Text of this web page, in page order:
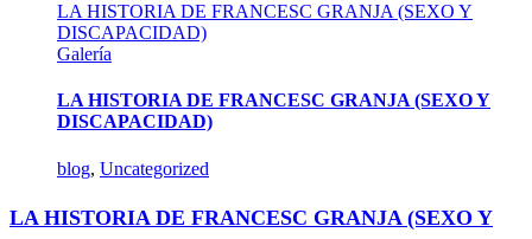
LA HISTORIA DE FRANCESC GRANJA (SEXO Y
DISCAPACIDAD)
Galería
LA HISTORIA DE FRANCESC GRANJA (SEXO Y
DISCAPACIDAD)
blog, Uncategorized
LA HISTORIA DE FRANCESC GRANJA (SEXO Y